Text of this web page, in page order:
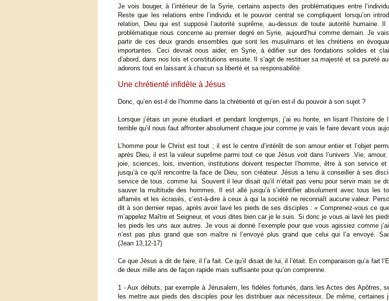
Je vois bouger, à l’intérieur de la Syrie, certains aspects des problématiques entre
Reste que les relations entre l’individu et le pouvoir central se compliquent lorsqu’on
relation, Dieu qui est supposé l’autorité suprême, au-dessus de toute autorité humaine.
problématique nous concerne au premier degré en Syrie, aujourd’hui comme demain. Je
partir de ces deux grands ensembles que sont les musulmans et les chrétiens en
importantes. Ceci devrait nous aider, en Syrie, à édifier sur des fondations solides et
d’abord, dans nos lois et constitutions ensuite. Il s’agit de restituer sa majesté et sa pureté
adorons tout en laissant à chacun sa liberté et sa responsabilité.
Une chrétienté infidèle à Jésus
Donc, qu’en est-il de l’homme dans la chrétienté et qu’en est-il du pouvoir à son sujet ?
Lorsque j’étais un jeune étudiant et pendant longtemps, j’ai eu honte, en lisant l’histoire de
terrible qu’il nous faut affronter absolument chaque jour comme je vais le faire devant vous
L’homme pour le Christ est tout ; il est le centre d’intérêt de son amour entier et l’objet
après Dieu, il est la valeur suprême parmi tout ce que Jésus voit dans l’univers .Vie,
joie, sciences, lois, invention, institutions doivent respecter l’homme, être à son service et
jusqu’à ce qu’il rencontre la face de Dieu, son créateur. Jésus a tenu à conseiller à ses
service de tous, comme lui. Souvent il leur disait qu’il n’était pas venu pour servir mais se
sauver la multitude des hommes. Il est allé jusqu’à s’identifier absolument avec tous les
affamés et les écrasés, c’est-à-dire à ceux à qui la société ne reconnaît aucune valeur.
dit à son dernier repas, après avoir lavé les pieds de ses disciples : « Comprenez-vous ce
m’appelez Maître et Seigneur, et vous dites bien car je le suis. Si donc je vous ai lavé les
les pieds les uns aux autres. Je vous ai donné l’exemple pour que vous agissiez comme
n’est pas plus grand que son maître ni l’envoyé plus grand que celui qui l’a envoyé.
(Jean 13,12-17)
Ce que Jésus a dit de faire, il l’a fait. Ce qu’il disait de lui, il l’était. En comparaison qu’a fait
de deux mille ans de façon rapide mais suffisante pour qu’on comprenne.
1 - Aux débuts, par exemple à Jérusalem, les fidèles fortunés, dans les Actes des Apôtres,
les mettre aux pieds des disciples pour les distribuer aux nécessiteux. De même,